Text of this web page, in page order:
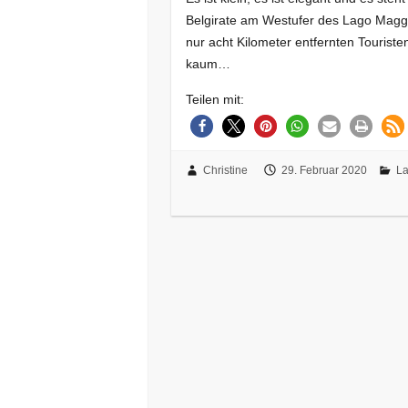
Belgirate am Westufer des Lago
nur acht Kilometer entfernten
kaum…
Teilen mit:
Christine 29. Februar 2020